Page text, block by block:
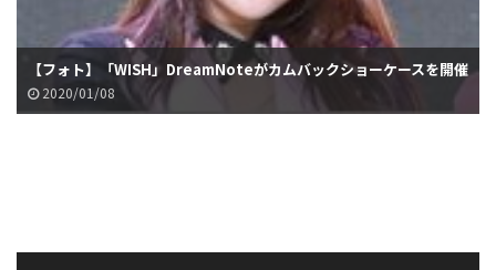
【フォト】「WISH」DreamNoteがカムバックショーケースを開催
2020/01/08